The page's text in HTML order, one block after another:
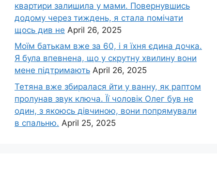
квартири залишила у мами. Повернувшись
додому через тиждень, я стала помічати
щось див не April 26, 2025
Моїм батькам вже за 60, і я їхня єдина дочка.
Я була впевнена, що у скрутну хвилину вони
мене підтримають April 26, 2025
Тетяна вже збиралася йти у ванну, як раптом
пролунав звук ключа. Її чоловік Олег був не
один, з якоюсь дівчиною, вони попрямували
в спальню. April 25, 2025